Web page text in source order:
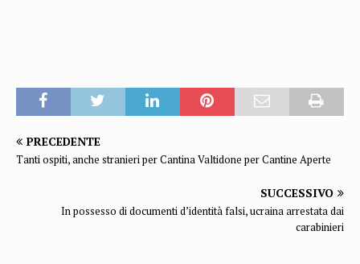
PRECEDENTE
Tanti ospiti, anche stranieri per Cantina Valtidone per Cantine Aperte
SUCCESSIVO
In possesso di documenti d’identità falsi, ucraina arrestata dai
carabinieri